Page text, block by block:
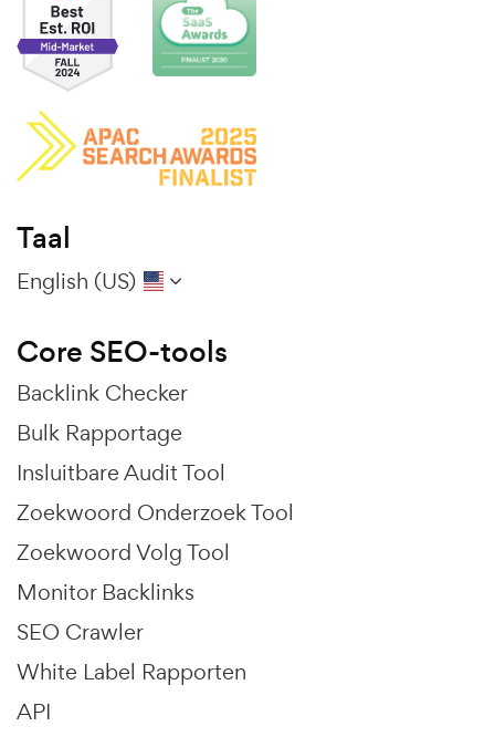
Taal
English (US)
Core SEO-tools
Backlink Checker
Bulk Rapportage
Insluitbare Audit Tool
Zoekwoord Onderzoek Tool
Zoekwoord Volg Tool
Monitor Backlinks
SEO Crawler
White Label Rapporten
API